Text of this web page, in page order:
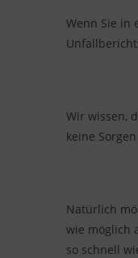
Wenn Sie in
Wir wissen,
keine
Natürlich
wie möglich
so schnell